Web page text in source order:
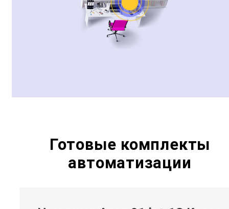
Готовые комплекты
автоматизации